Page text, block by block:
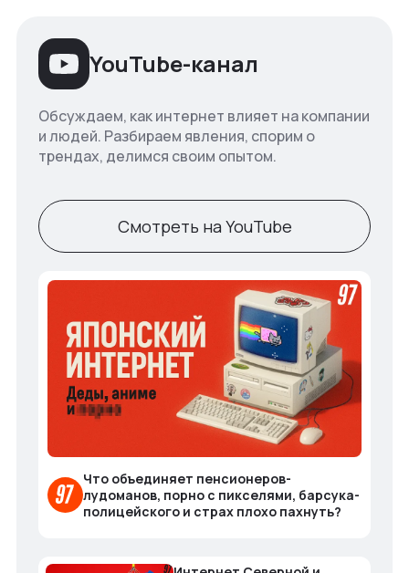
YouTube-канал
Обсуждаем, как интернет влияет на компании
и людей. Разбираем явления, спорим о
трендах, делимся своим опытом.
Смотреть на YouTube
Что объединяет пенсионеров-
лудоманов, порно с пикселями, барсука-
полицейского и страх плохо пахнуть?